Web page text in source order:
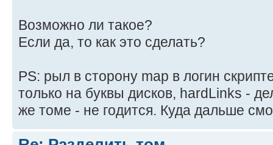
Возможно ли такое?
Если да, то как это сделать?
PS: рыл в сторону map в логин
только на буквы дисков, hardLinks -
же томе - не годится. Куда дальше